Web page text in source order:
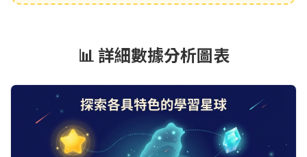
📊 詳細數據分析圖表